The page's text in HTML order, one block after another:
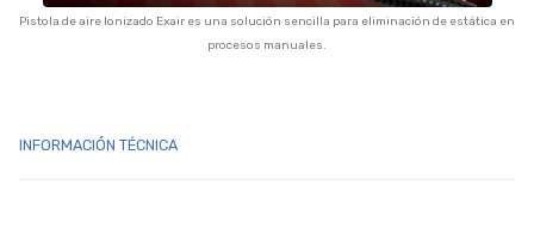
Pistola de aire Ionizado Exair es una solución sencilla para eliminación de estática en
procesos manuales.
INFORMACIÓN TÉCNICA